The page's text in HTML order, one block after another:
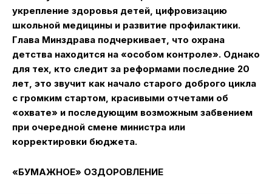
укрепление здоровья детей, цифровизацию
школьной медицины и развитие профилактики.
Глава Минздрава подчеркивает, что охрана
детства находится на «особом контроле». Однако
для тех, кто следит за реформами последние 20
лет, это звучит как начало старого доброго цикла
с громким стартом, красивыми отчетами об
«охвате» и последующим возможным забвением
при очередной смене министра или
корректировки бюджета.
«БУМАЖНОЕ» ОЗДОРОВЛЕНИЕ